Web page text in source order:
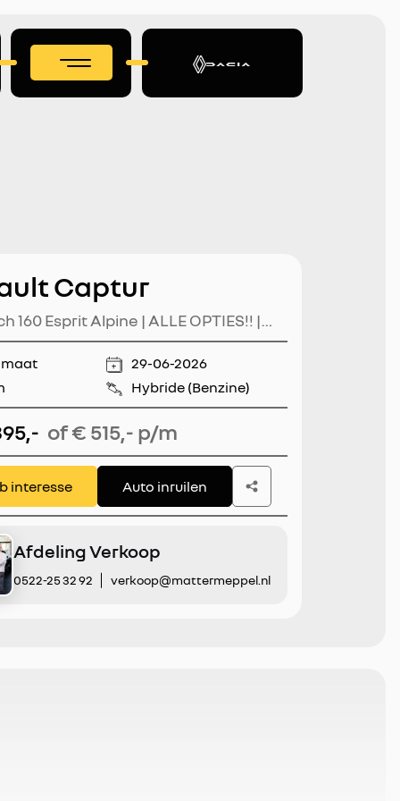
Captur
160 Esprit Alpine | ALLE OPTIES!! |
| Pack Light & Sound | Harman
Panoramadak |
| 360°
| Navigatie | Apple CarPlay/Android
| VOL!
29-06-2026
Hybride (Benzine)
of € 515,- p/m
interesse Auto inruilen
Afdeling Verkoop
0522-25 32 92 verkoop@mattermeppel.nl